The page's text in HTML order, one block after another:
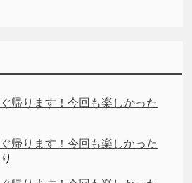
帰ります！今回も楽しかった
帰ります！今回も楽しかった